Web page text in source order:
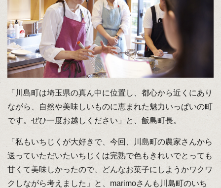
「川島町は埼玉県の真ん中に位置し、都心から近くにあり
ながら、自然や美味しいものに恵まれた魅力いっぱいの町
です。ぜひ一度お越しください」と、飯島町長。
「私もいちじくが大好きで、今回、川島町の農家さんから
送っていただいたいちじくは完熟で色もきれいでとっても
甘くて美味しかったので、どんなお菓子にしようかワクワ
クしながら考えました」と、marimoさんも川島町のいち